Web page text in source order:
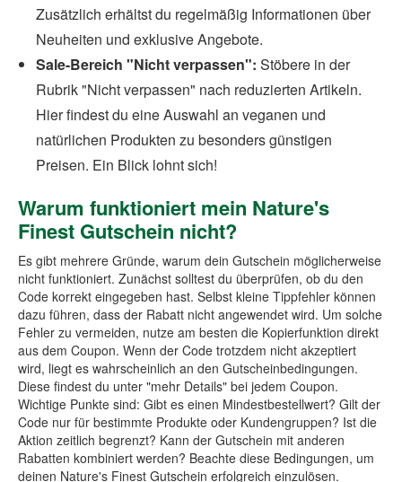
Zusätzlich erhältst du regelmäßig Informationen über
Neuheiten und exklusive Angebote.
Sale-Bereich "Nicht verpassen": Stöbere in der
Rubrik "Nicht verpassen" nach reduzierten Artikeln.
Hier findest du eine Auswahl an veganen und
natürlichen Produkten zu besonders günstigen
Preisen. Ein Blick lohnt sich!
Warum funktioniert mein Nature's
Finest Gutschein nicht?
Es gibt mehrere Gründe, warum dein Gutschein möglicherweise
nicht funktioniert. Zunächst solltest du überprüfen, ob du den
Code korrekt eingegeben hast. Selbst kleine Tippfehler können
dazu führen, dass der Rabatt nicht angewendet wird. Um solche
Fehler zu vermeiden, nutze am besten die Kopierfunktion direkt
aus dem Coupon. Wenn der Code trotzdem nicht akzeptiert
wird, liegt es wahrscheinlich an den Gutscheinbedingungen.
Diese findest du unter "mehr Details" bei jedem Coupon.
Wichtige Punkte sind: Gibt es einen Mindestbestellwert? Gilt der
Code nur für bestimmte Produkte oder Kundengruppen? Ist die
Aktion zeitlich begrenzt? Kann der Gutschein mit anderen
Rabatten kombiniert werden? Beachte diese Bedingungen, um
deinen Nature's Finest Gutschein erfolgreich einzulösen.